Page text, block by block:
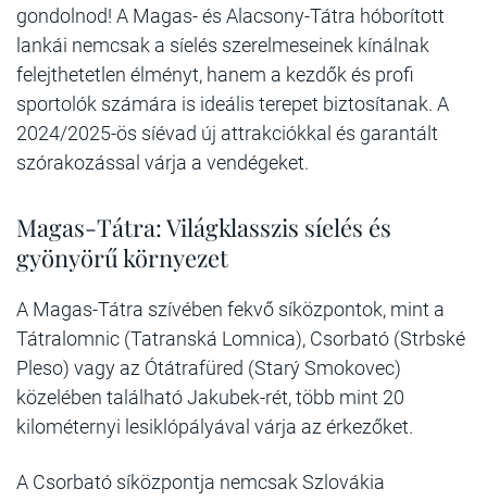
gondolnod! A Magas- és Alacsony-Tátra hóborított
lankái nemcsak a síelés szerelmeseinek kínálnak
felejthetetlen élményt, hanem a kezdők és profi
sportolók számára is ideális terepet biztosítanak. A
2024/2025-ös síévad új attrakciókkal és garantált
szórakozással várja a vendégeket.
Magas-Tátra: Világklasszis síelés és
gyönyörű környezet
A Magas-Tátra szívében fekvő síközpontok, mint a
Tátralomnic (Tatranská Lomnica), Csorbató (Strbské
Pleso) vagy az Ótátrafüred (Starý Smokovec)
közelében található Jakubek-rét, több mint 20
kilométernyi lesiklópályával várja az érkezőket.
A Csorbató síközpontja nemcsak Szlovákia